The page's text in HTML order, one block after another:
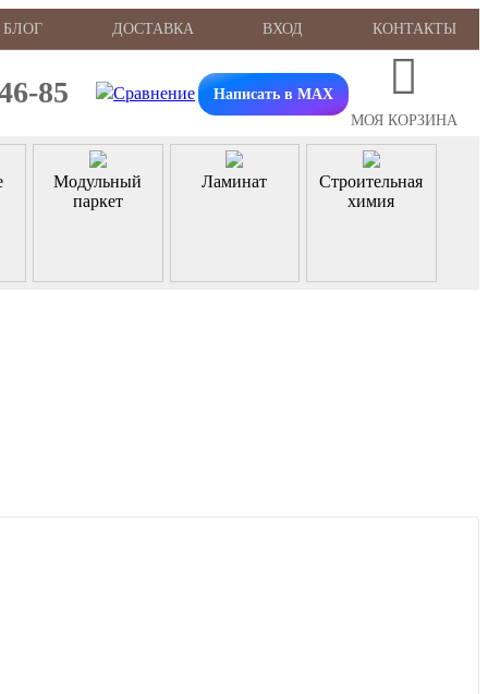
БЛОГ ДОСТАВКА ВХОД КОНТАКТЫ
85
Написать в MAX
МОЯ КОРЗИНА
Модульный
паркет
Ламинат
Строительная
химия